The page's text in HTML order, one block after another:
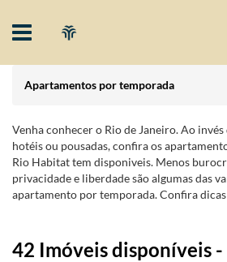
Apartamentos por temporada
Venha conhecer o Rio de Janeiro. Ao invés
hotéis ou pousadas, confira os
Rio Habitat tem disponiveis. Menos
privacidade e liberdade são algumas das
apartamento por temporada. Confira
42 Imóveis disponíveis